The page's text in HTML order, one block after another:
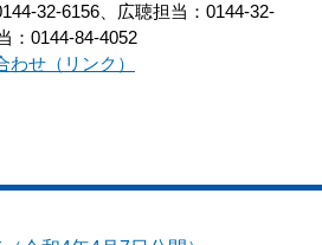
32-6156、広聴担当：0144-32-
：0144-84-4052
せ（リンク）